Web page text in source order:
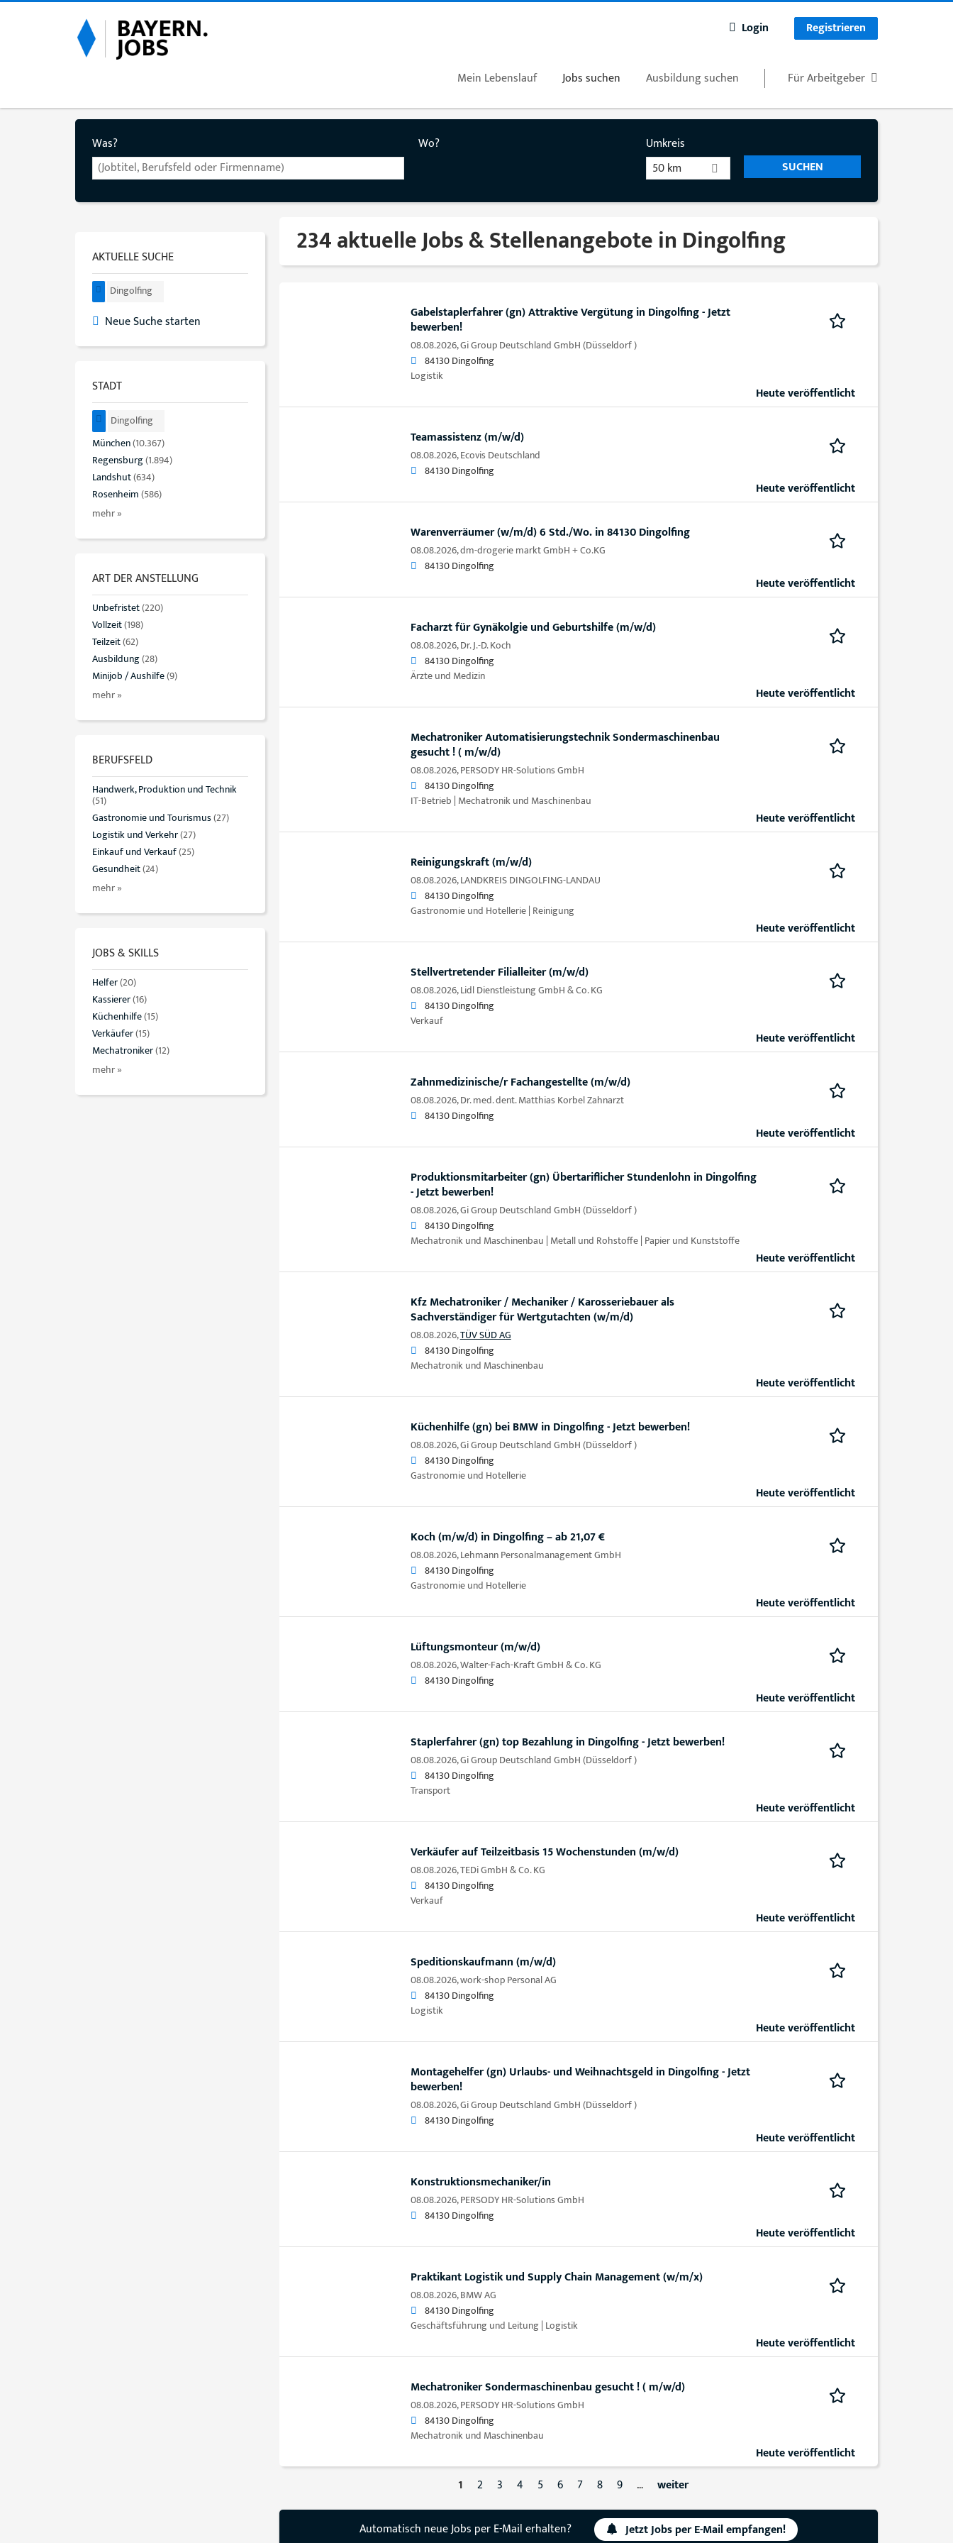
Login Registrieren
Mein Lebenslauf Jobs suchen Ausbildung suchen Für Arbeitgeber
Was? Wo?
Umkreis
50 km
234 aktuelle Jobs & Stellenangebote in Dingolfing
Gabelstaplerfahrer (gn) Attraktive Vergütung in Dingolfing - Jetzt
bewerben!
08.08.2026,Gi Group Deutschland GmbH (Düsseldorf )
84130 Dingolfing
Logistik
Heute veröffentlicht
Teamassistenz (m/w/d)
08.08.2026,Ecovis Deutschland
84130 Dingolfing
Heute veröffentlicht
Warenverräumer (w/m/d) 6 Std./Wo. in 84130 Dingolfing
08.08.2026,dm-drogerie markt GmbH + Co.KG
84130 Dingolfing
Heute veröffentlicht
Facharzt für Gynäkolgie und Geburtshilfe (m/w/d)
08.08.2026,Dr. J.-D. Koch
84130 Dingolfing
Ärzte und Medizin
Heute veröffentlicht
Mechatroniker Automatisierungstechnik Sondermaschinenbau
gesucht ! ( m/w/d)
08.08.2026,PERSODY HR-Solutions GmbH
84130 Dingolfing
IT-Betrieb | Mechatronik und Maschinenbau
Heute veröffentlicht
Reinigungskraft (m/w/d)
08.08.2026,LANDKREIS DINGOLFING-LANDAU
84130 Dingolfing
Gastronomie und Hotellerie | Reinigung
Heute veröffentlicht
Stellvertretender Filialleiter (m/w/d)
08.08.2026,Lidl Dienstleistung GmbH & Co. KG
84130 Dingolfing
Verkauf
Heute veröffentlicht
Zahnmedizinische/r Fachangestellte (m/w/d)
08.08.2026,Dr. med. dent. Matthias Korbel Zahnarzt
84130 Dingolfing
Heute veröffentlicht
Produktionsmitarbeiter (gn) Übertariflicher Stundenlohn in Dingolfing
- Jetzt bewerben!
08.08.2026,Gi Group Deutschland GmbH (Düsseldorf )
84130 Dingolfing
Mechatronik und Maschinenbau | Metall und Rohstoffe | Papier und Kunststoffe
Heute veröffentlicht
Kfz Mechatroniker / Mechaniker / Karosseriebauer als
Sachverständiger für Wertgutachten (w/m/d)
08.08.2026,TÜV SÜD AG
84130 Dingolfing
Mechatronik und Maschinenbau
Heute veröffentlicht
Küchenhilfe (gn) bei BMW in Dingolfing - Jetzt bewerben!
08.08.2026,Gi Group Deutschland GmbH (Düsseldorf )
84130 Dingolfing
Gastronomie und Hotellerie
Heute veröffentlicht
Koch (m/w/d) in Dingolfing – ab 21,07 €
08.08.2026,Lehmann Personalmanagement GmbH
84130 Dingolfing
Gastronomie und Hotellerie
Heute veröffentlicht
Lüftungsmonteur (m/w/d)
08.08.2026,Walter-Fach-Kraft GmbH & Co. KG
84130 Dingolfing
Heute veröffentlicht
Staplerfahrer (gn) top Bezahlung in Dingolfing - Jetzt bewerben!
08.08.2026,Gi Group Deutschland GmbH (Düsseldorf )
84130 Dingolfing
Transport
Heute veröffentlicht
Verkäufer auf Teilzeitbasis 15 Wochenstunden (m/w/d)
08.08.2026,TEDi GmbH & Co. KG
84130 Dingolfing
Verkauf
Heute veröffentlicht
Speditionskaufmann (m/w/d)
08.08.2026,work-shop Personal AG
84130 Dingolfing
Logistik
Heute veröffentlicht
Montagehelfer (gn) Urlaubs- und Weihnachtsgeld in Dingolfing - Jetzt
bewerben!
08.08.2026,Gi Group Deutschland GmbH (Düsseldorf )
84130 Dingolfing
Heute veröffentlicht
Konstruktionsmechaniker/in
08.08.2026,PERSODY HR-Solutions GmbH
84130 Dingolfing
Heute veröffentlicht
Praktikant Logistik und Supply Chain Management (w/m/x)
08.08.2026,BMW AG
84130 Dingolfing
Geschäftsführung und Leitung | Logistik
Heute veröffentlicht
Mechatroniker Sondermaschinenbau gesucht ! ( m/w/d)
08.08.2026,PERSODY HR-Solutions GmbH
84130 Dingolfing
Mechatronik und Maschinenbau
Heute veröffentlicht
1
2 3 4 5 6 7 8 9 … weiter
Automatisch neue Jobs per E-Mail erhalten? Jetzt Jobs per E-Mail empfangen!
AKTUELLE SUCHE
Dingolfing
Neue Suche starten
STADT
Dingolfing
München(10.367)
Regensburg(1.894)
Landshut(634)
Rosenheim(586)
mehr »
ART DER ANSTELLUNG
Unbefristet(220)
Vollzeit(198)
Teilzeit(62)
Ausbildung(28)
Minijob / Aushilfe(9)
mehr »
BERUFSFELD
Handwerk, Produktion und Technik
(51)
Gastronomie und Tourismus(27)
Logistik und Verkehr(27)
Einkauf und Verkauf(25)
Gesundheit(24)
mehr »
JOBS & SKILLS
Helfer(20)
Kassierer(16)
Küchenhilfe(15)
Verkäufer(15)
Mechatroniker(12)
mehr »